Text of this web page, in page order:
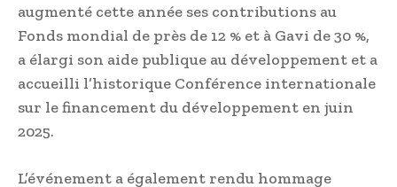
augmenté cette année ses contributions au
Fonds mondial de près de 12 % et à Gavi de 30 %,
a élargi son aide publique au développement et a
accueilli l’historique Conférence internationale
sur le financement du développement en juin
2025.
L’événement a également rendu hommage